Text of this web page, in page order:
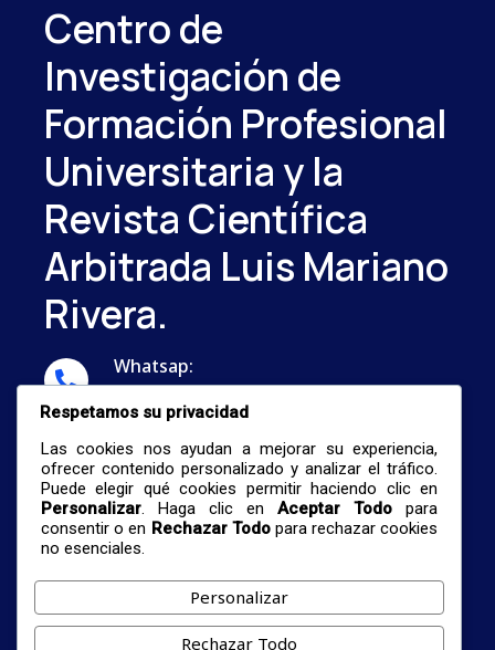
Centro de
Investigación de
Formación Profesional
Universitaria y la
Revista Científica
Arbitrada Luis Mariano
Rivera.
Whatsap:
...
nestormalave26@gmail.com
© 2026 Centro De Investigación De Formación
Respetamos su privacidad
Las cookies nos ayudan a mejorar su experiencia,
ofrecer contenido personalizado y analizar el tráfico.
Puede elegir qué cookies permitir haciendo clic en
Personalizar. Haga clic enAceptar Todo para
consentir o en Rechazar Todopara rechazar cookies
no esenciales.
Personalizar
Rechazar Todo